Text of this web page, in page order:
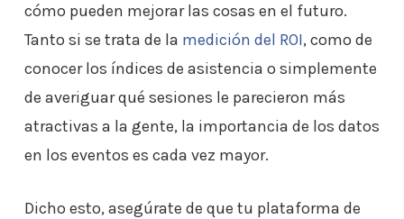
cómo pueden mejorar las cosas en el futuro.
Tanto si se trata de la medición del ROI, como de
conocer los índices de asistencia o simplemente
de averiguar qué sesiones le parecieron más
atractivas a la gente, la importancia de los datos
en los eventos es cada vez mayor.
Dicho esto, asegúrate de que tu plataforma de